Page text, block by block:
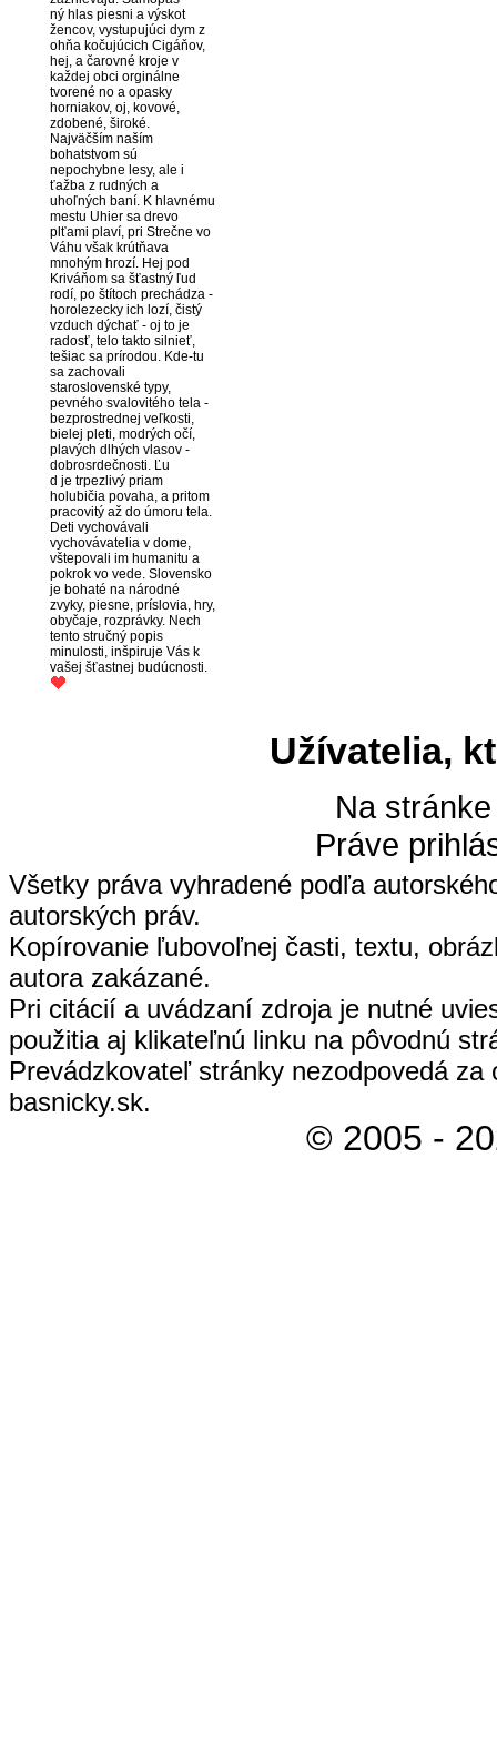
ný hlas piesni a výskot
žencov, vystupujúci dym z
ohňa kočujúcich Cigáňov,
hej, a čarovné kroje v
každej obci orginálne
tvorené no a opasky
horniakov, oj, kovové,
zdobené, široké.
Najväčším naším
bohatstvom sú
nepochybne lesy, ale i
ťažba z rudných a
uhoľných baní. K hlavnému
mestu Uhier sa drevo
plťami plaví, pri Strečne vo
Váhu však krútňava
mnohým hrozí. Hej pod
Kriváňom sa šťastný ľud
rodí, po štítoch prechádza -
horolezecky ich lozí, čistý
vzduch dýchať - oj to je
radosť, telo takto silnieť,
tešiac sa prírodou. Kde-tu
sa zachovali
staroslovenské typy,
pevného svalovitého tela -
bezprostrednej veľkosti,
bielej pleti, modrých očí,
plavých dlhých vlasov -
dobrosrdečnosti. Ľu
d je trpezlivý priam
holubičia povaha, a pritom
pracovitý až do úmoru tela.
Deti vychovávali
vychovávatelia v dome,
vštepovali im humanitu a
pokrok vo vede. Slovensko
je bohaté na národné
zvyky, piesne, príslovia, hry,
obyčaje, rozprávky. Nech
tento stručný popis
minulosti, inšpiruje Vás k
vašej šťastnej budúcnosti.
Užívatelia,
Na
Práve
Všetky práva vyhradené podľa
autorských práv.
Kopírovanie ľubovoľnej časti, textu,
autora zakázané.
Pri citácií a uvádzaní zdroja je nutné
použitia aj klikateľnú linku na pôvodnú
Prevádzkovateľ stránky nezodpovedá
basnicky.sk.
© 2005 -